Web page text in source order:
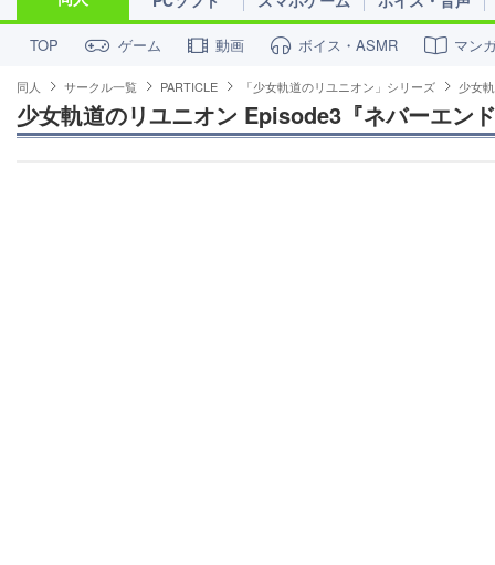
TOP ゲーム 動画 ボイス・ASMR マン
同人 サークル一覧 PARTICLE 「少女軌道のリユニオン」シリーズ 少女
少女軌道のリユニオン Episode3『ネバーエン